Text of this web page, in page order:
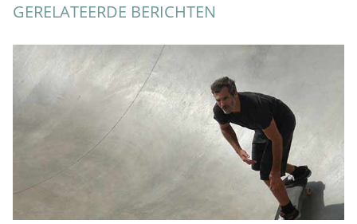
GERELATEERDE BERICHTEN